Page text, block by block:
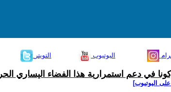
التويتر اليوتيوب
في دعم استمرارية هذا الفضاء اليساري الحر
اليوتيوب]